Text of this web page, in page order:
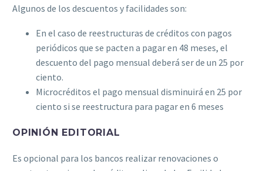
Algunos de los descuentos y facilidades son:
En el caso de reestructuras de créditos con pagos
periódicos que se pacten a pagar en 48 meses, el
descuento del pago mensual deberá ser de un 25 por
ciento.
Microcréditos el pago mensual disminuirá en 25 por
ciento si se reestructura para pagar en 6 meses
OPINIÓN EDITORIAL
Es opcional para los bancos realizar renovaciones o